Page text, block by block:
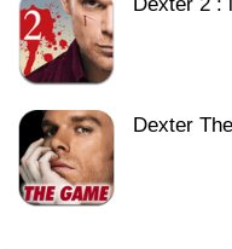
Dexter